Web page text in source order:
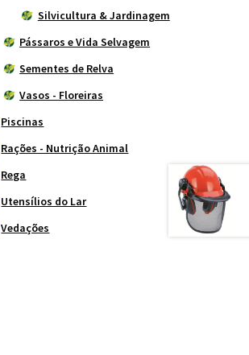
Silvicultura & Jardinagem
Pássaros e Vida Selvagem
Sementes de Relva
Vasos - Floreiras
Piscinas
Rações - Nutrição Animal
Rega
Utensílios do Lar
Vedações